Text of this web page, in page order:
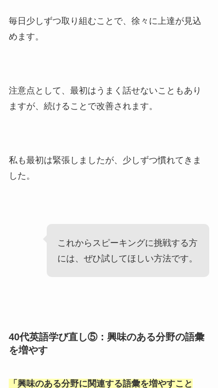
毎日少しずつ取り組むことで、徐々に上達が見込
めます。
注意点として、最初はうまく話せないこともあり
ますが、続けることで改善されます。
私も最初は緊張しましたが、少しずつ慣れてきま
した。
これからスピーキングに挑戦する方
には、ぜひ試してほしい方法です。
40代英語学び直し⑤：興味のある分野の語彙
を増やす
「 興味のある分野に関連する語彙を増やすこと